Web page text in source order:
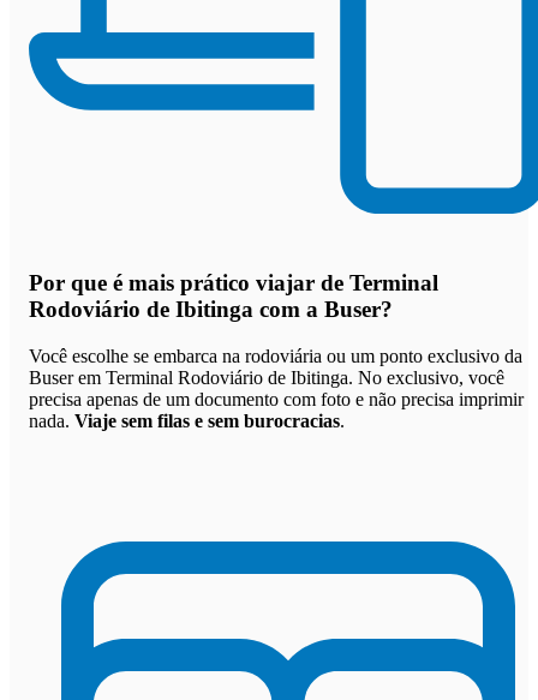
Por que é mais prático viajar de Terminal
Rodoviário de Ibitinga com a Buser?
Você escolhe se embarca na rodoviária ou um ponto exclusivo da
Buser em Terminal Rodoviário de Ibitinga. No exclusivo, você
precisa apenas de um documento com foto e não precisa imprimir
nada. Viaje sem filas e sem burocracias.